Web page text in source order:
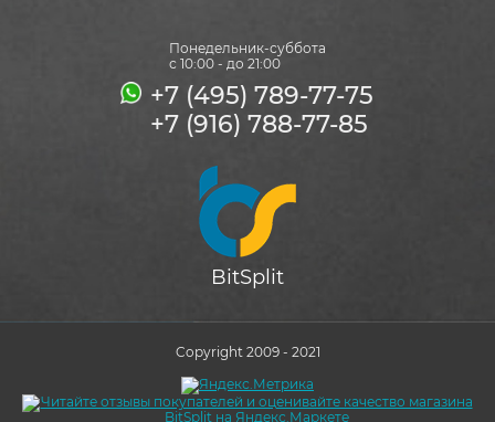
Понедельник-суббота
с 10:00 - до 21:00
+7 (495) 789-77-75
+7 (916) 788-77-85
BitSplit
Copyright 2009 - 2021